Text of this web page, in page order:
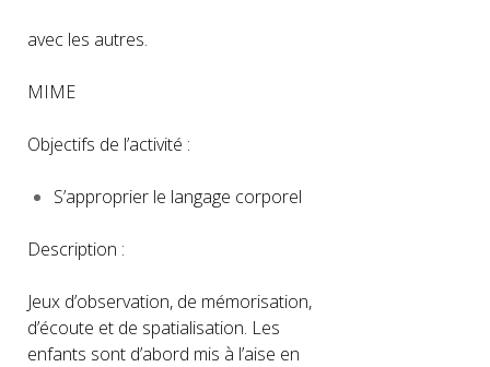
avec les autres.
MIME
Objectifs de l’activité :
S’approprier le langage corporel
Description :
Jeux d’observation, de mémorisation,
d’écoute et de spatialisation. Les
enfants sont d’abord mis à l’aise en